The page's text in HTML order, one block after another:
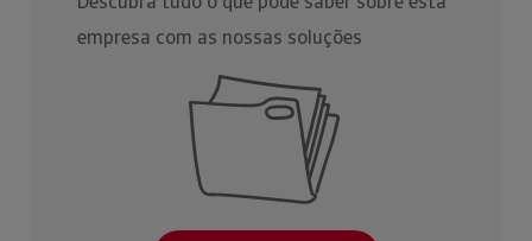
empresa com as nossas soluções